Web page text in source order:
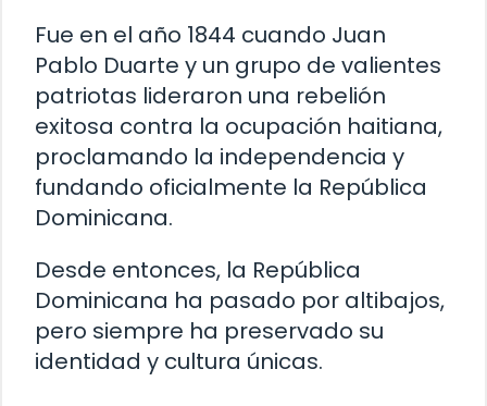
Fue en el año 1844 cuando Juan
Pablo Duarte y un grupo de valientes
patriotas lideraron una rebelión
exitosa contra la ocupación haitiana,
proclamando la independencia y
fundando oficialmente la República
Dominicana.
Desde entonces, la República
Dominicana ha pasado por altibajos,
pero siempre ha preservado su
identidad y cultura únicas.